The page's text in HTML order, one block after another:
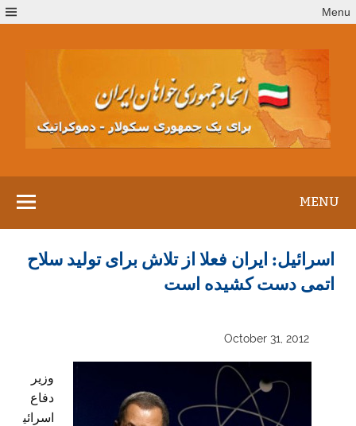
to
Menu
MENU
اسرائیل: ایران فعلا از تلاش برای تولید سلاح
اتمی دست کشیده است
October 31, 2012
وزیر
دفاع
اسرائی